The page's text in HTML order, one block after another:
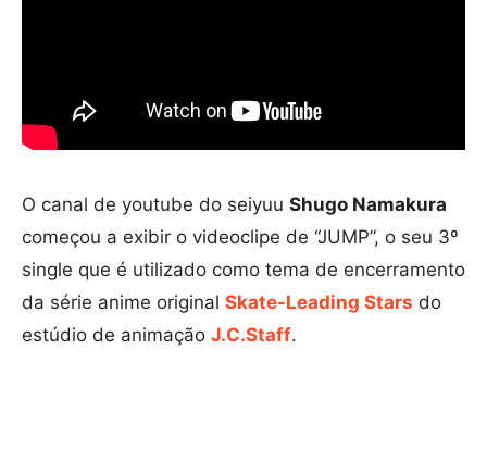
O canal de youtube do seiyuu Shugo Namakura
começou a exibir o videoclipe de “JUMP”, o seu 3º
single que é utilizado como tema de encerramento
da série anime original Skate-Leading Stars do
estúdio de animação J.C.Staff.